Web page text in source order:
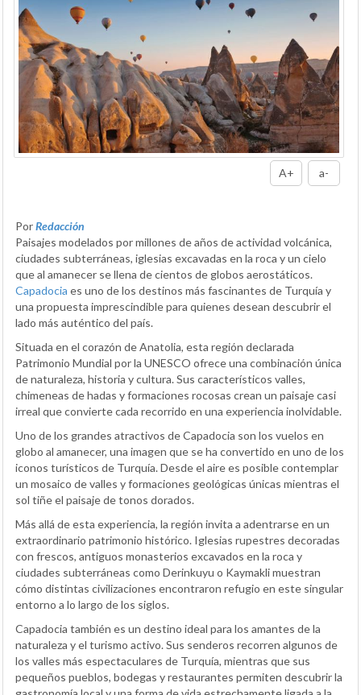
A+ a-
PorRedacción
Paisajes modelados por millones de años de actividad volcánica,
ciudades subterráneas, iglesias excavadas en la roca y un cielo
que al amanecer se llena de cientos de globos aerostáticos.
Capadocia es uno de los destinos más fascinantes de Turquía y
una propuesta imprescindible para quienes desean descubrir el
lado más auténtico del país.
Situada en el corazón de Anatolia, esta región declarada
Patrimonio Mundial por la UNESCO ofrece una combinación única
de naturaleza, historia y cultura. Sus característicos valles,
chimeneas de hadas y formaciones rocosas crean un paisaje casi
irreal que convierte cada recorrido en una experiencia inolvidable.
Uno de los grandes atractivos de Capadocia son los vuelos en
globo al amanecer, una imagen que se ha convertido en uno de los
iconos turísticos de Turquía. Desde el aire es posible contemplar
un mosaico de valles y formaciones geológicas únicas mientras el
sol tiñe el paisaje de tonos dorados.
Más allá de esta experiencia, la región invita a adentrarse en un
extraordinario patrimonio histórico. Iglesias rupestres decoradas
con frescos, antiguos monasterios excavados en la roca y
ciudades subterráneas como Derinkuyu o Kaymakli muestran
cómo distintas civilizaciones encontraron refugio en este singular
entorno a lo largo de los siglos.
Capadocia también es un destino ideal para los amantes de la
naturaleza y el turismo activo. Sus senderos recorren algunos de
los valles más espectaculares de Turquía, mientras que sus
pequeños pueblos, bodegas y restaurantes permiten descubrir la